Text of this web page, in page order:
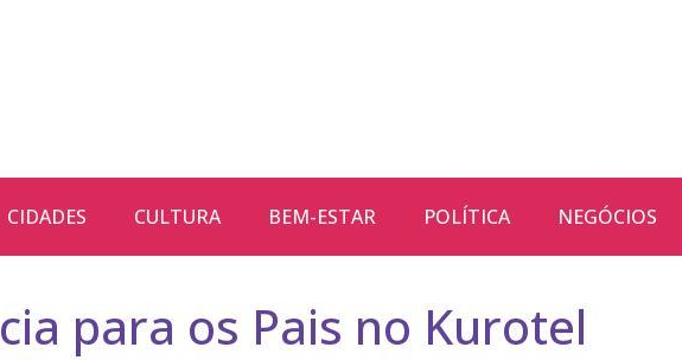
CIDADES CULTURA BEM-ESTAR POLÍTICA NEGÓCIOS
para os Pais no Kurotel